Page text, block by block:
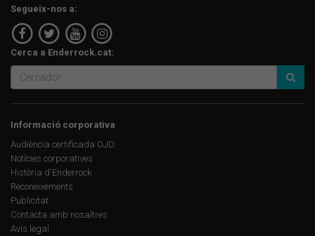
Segueix-nos a:
Cerca a Enderrock.cat:
Informació corporativa
Audiència certificada OJD
Notícies corporatives
Història d'Enderrock
Reconeixements
Publicitat
Contacta amb nosaltres
Avís legal